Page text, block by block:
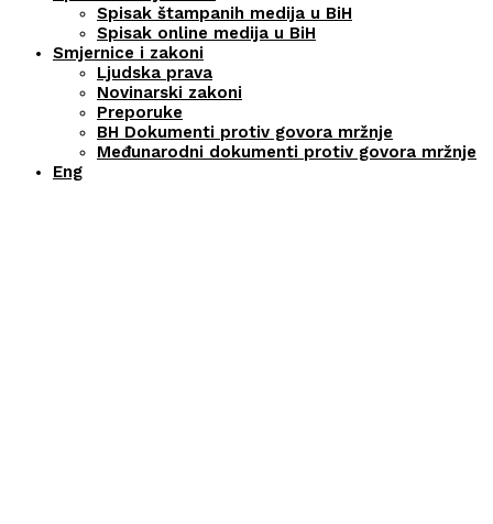
Spisak štampanih medija u BiH
Spisak online medija u BiH
Smjernice i zakoni
Ljudska prava
Novinarski zakoni
Preporuke
BH Dokumenti protiv govora mržnje
Međunarodni dokumenti protiv govora mržnje
Eng